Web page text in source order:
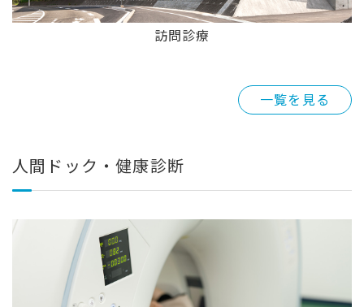
訪問診療
一覧を見る
人間ドック・健康診断